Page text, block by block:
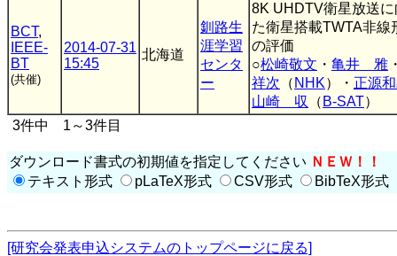
BCT,
IEEE-
BT
(共催)
2014-07-31
15:45
北海道
釧路生
涯学習
センタ
ー
8K UHDTV衛星放送に
た衛星搭載TWTA非線
の評価
○松崎敬文 ・ 亀井 雅
祥次 （ NHK）・ 正源
山崎 収
（ B-SAT）
3件中 1～3件目
ダウンロード書式の初期値を指定してください ＮＥＷ！！
テキスト形式
pLaTeX形式 CSV形式 BibTeX形式
[研究会発表申込システムのトップページに戻る]